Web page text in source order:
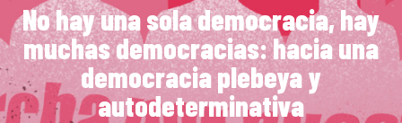
No hay una sola democracia, hay
muchas democracias: hacia una
democracia plebeya y
autodeterminativa